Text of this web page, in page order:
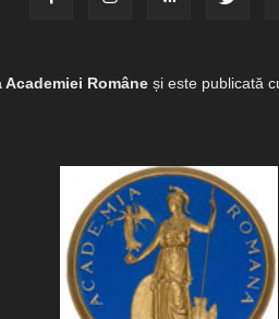
Române și este publicată